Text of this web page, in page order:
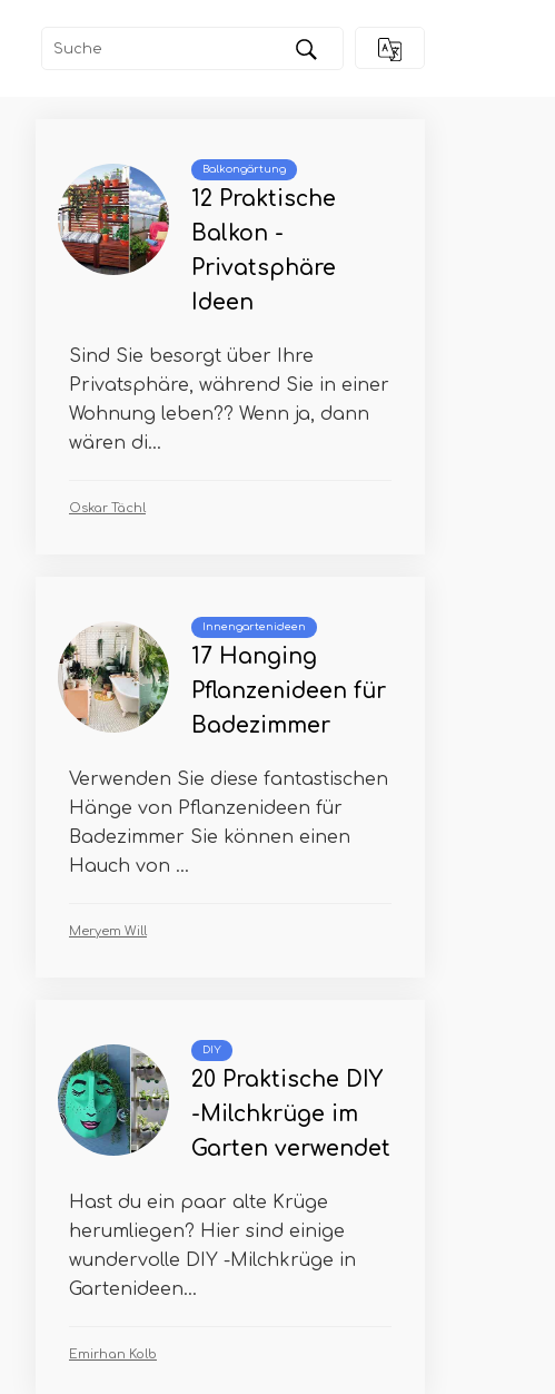
Balkongärtung
12 Praktische
Balkon -
Privatsphäre
Ideen
Sind Sie besorgt über Ihre
Privatsphäre, während Sie in einer
Wohnung leben?? Wenn ja, dann
wären di...
Oskar Tächl
Innengartenideen
17 Hanging
Pflanzenideen für
Badezimmer
Verwenden Sie diese fantastischen
Hänge von Pflanzenideen für
Badezimmer Sie können einen
Hauch von ...
Meryem Will
DIY
20 Praktische DIY
-Milchkrüge im
Garten verwendet
Hast du ein paar alte Krüge
herumliegen? Hier sind einige
wundervolle DIY -Milchkrüge in
Gartenideen...
Emirhan Kolb